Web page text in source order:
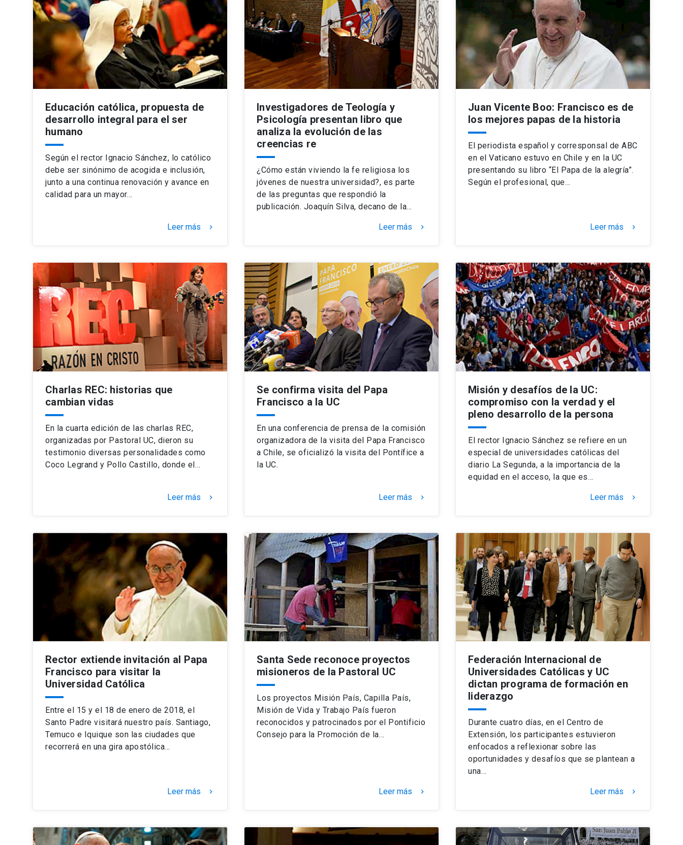
Educación católica, propuesta de
desarrollo integral para el ser
humano
Según el rector Ignacio Sánchez, lo católico
debe ser sinónimo de acogida e inclusión,
junto a una continua renovación y avance en
calidad para un mayor…
Leer más keyboard_arrow_right
Investigadores de Teología y
Psicología presentan libro que
analiza la evolución de las
creencias re
¿Cómo están viviendo la fe religiosa los
jóvenes de nuestra universidad?, es parte
de las preguntas que respondió la
publicación. Joaquín Silva, decano de la…
Leer más keyboard_arrow_right
Juan Vicente Boo: Francisco es de
los mejores papas de la historia
El periodista español y corresponsal de ABC
en el Vaticano estuvo en Chile y en la UC
presentando su libro “El Papa de la alegría”.
Según el profesional, que…
Leer más keyboard_arrow_right
Charlas REC: historias que
cambian vidas
En la cuarta edición de las charlas REC,
organizadas por Pastoral UC, dieron su
testimonio diversas personalidades como
Coco Legrand y Pollo Castillo, donde el…
Leer más keyboard_arrow_right
Se confirma visita del Papa
Francisco a la UC
En una conferencia de prensa de la comisión
organizadora de la visita del Papa Francisco
a Chile, se oficializó la visita del Pontífice a
la UC.
Leer más keyboard_arrow_right
Misión y desafíos de la UC:
compromiso con la verdad y el
pleno desarrollo de la persona
El rector Ignacio Sánchez se refiere en un
especial de universidades católicas del
diario La Segunda, a la importancia de la
equidad en el acceso, la que es…
Leer más keyboard_arrow_right
Rector extiende invitación al Papa
Francisco para visitar la
Universidad Católica
Entre el 15 y el 18 de enero de 2018, el
Santo Padre visitará nuestro país. Santiago,
Temuco e Iquique son las ciudades que
recorrerá en una gira apostólica…
Leer más keyboard_arrow_right
Santa Sede reconoce proyectos
misioneros de la Pastoral UC
Los proyectos Misión País, Capilla País,
Misión de Vida y Trabajo País fueron
reconocidos y patrocinados por el Pontificio
Consejo para la Promoción de la…
Leer más keyboard_arrow_right
Federación Internacional de
Universidades Católicas y UC
dictan programa de formación en
liderazgo
Durante cuatro días, en el Centro de
Extensión, los participantes estuvieron
enfocados a reflexionar sobre las
oportunidades y desafíos que se plantean a
una…
Leer más keyboard_arrow_right